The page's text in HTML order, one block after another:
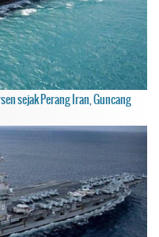
sejak Perang Iran, Guncang